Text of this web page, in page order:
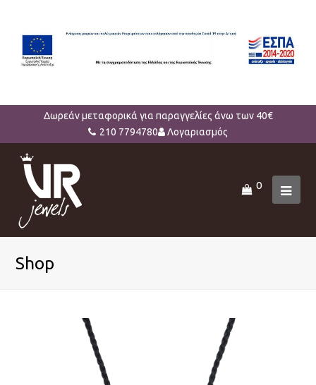
Δωρεάν μεταφορικά για παραγγελίες άνω των 40€
210 7794780
Λογαριασμός
0
Shop